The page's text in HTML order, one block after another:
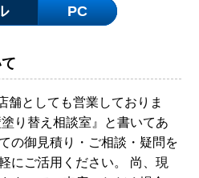
PC
舗としても営業しておりま
り替え相談室』と書いてあ
の御見積り・ご相談・疑問を
にご活用ください。 尚、現